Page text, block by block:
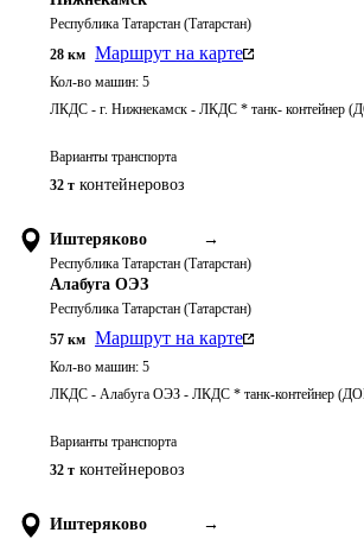
Республика Татарстан (Татарстан)
28 км Маршрут на карте
Кол-во машин: 5
ЛКДС - г. Нижнекамск - ЛКДС * танк- контейнер
Варианты транспорта
32 т контейнеровоз
Иштеряково →
Республика Татарстан (Татарстан)
Алабуга ОЭЗ
Республика Татарстан (Татарстан)
57 км Маршрут на карте
Кол-во машин: 5
ЛКДС - Алабуга ОЭЗ - ЛКДС * танк-контейнер
Варианты транспорта
32 т контейнеровоз
Иштеряково →